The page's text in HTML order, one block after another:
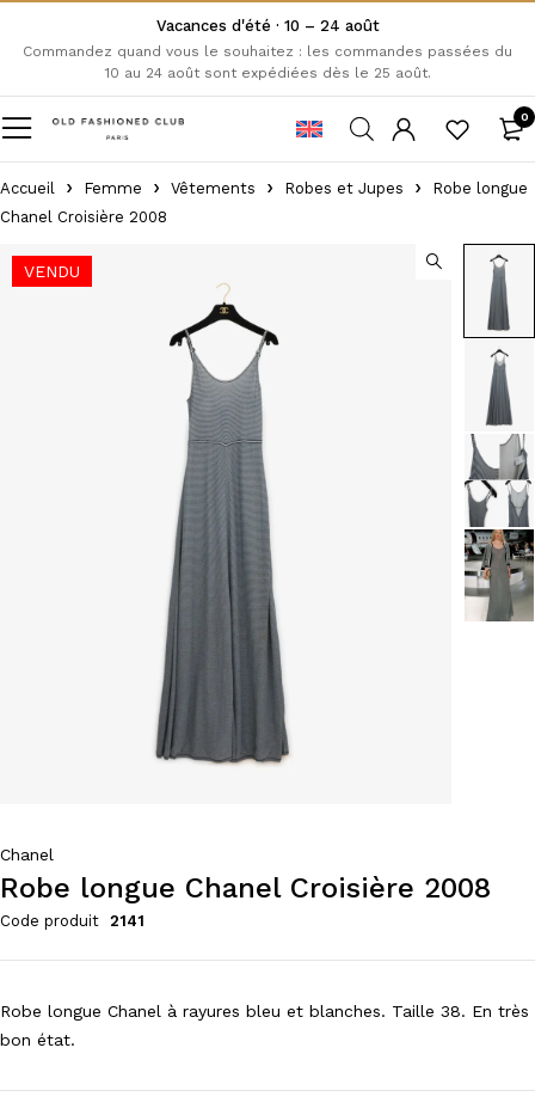
Vacances d'été · 10 – 24 août
Commandez quand vous le souhaitez : les commandes passées du
10 au 24 août sont expédiées dès le 25 août.
0
Accueil Femme Vêtements Robes et Jupes
Robe longue
Chanel Croisière 2008
VENDU
Chanel
Robe longue Chanel Croisière 2008
Code produit 2141
Robe longue Chanel à rayures bleu et blanches. Taille 38. En très
bon état.